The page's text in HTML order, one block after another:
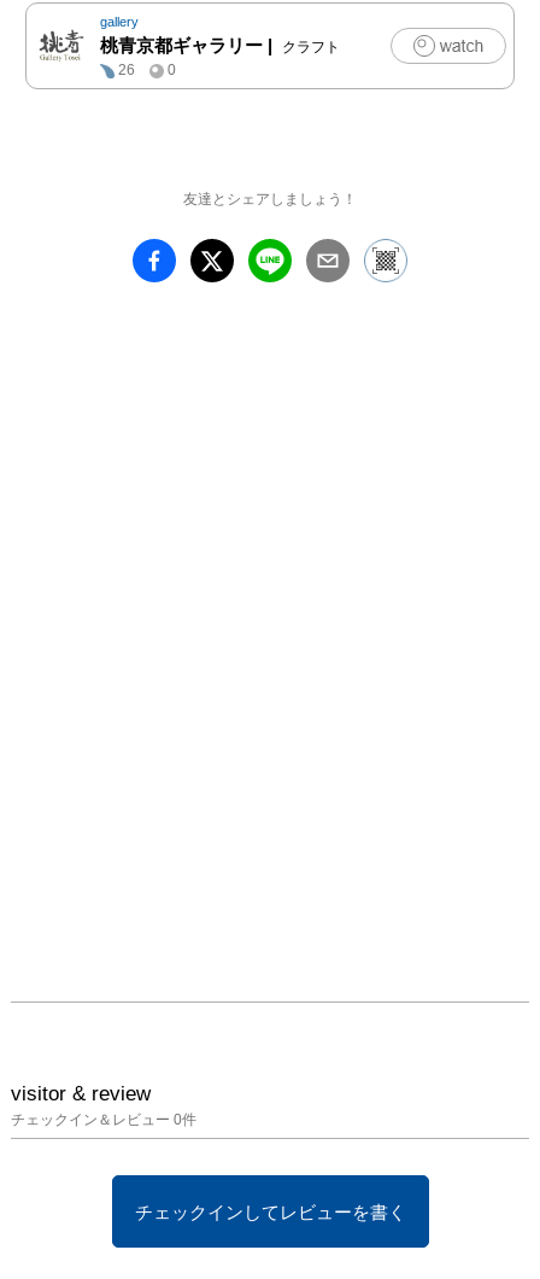
す。ぜひご高覧くださ
gallery
桃青京都ギャラリー |
クラフト
26
0
友達とシェアしましょう！
visitor & review
チェックイン＆レビュー 0件
チェックインしてレビューを書く